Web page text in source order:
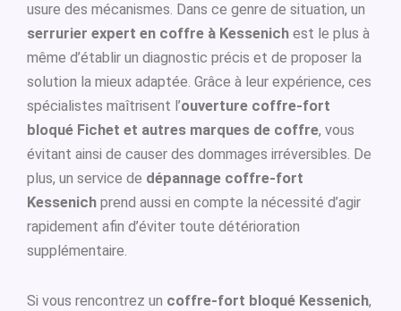
usure des mécanismes. Dans ce genre de situation, un
serrurier expert en coffre à Kessenich est le plus à
même d’établir un diagnostic précis et de proposer la
solution la mieux adaptée. Grâce à leur expérience, ces
spécialistes maîtrisent l’ouverture coffre-fort
bloqué Fichet et autres marques de coffre, vous
évitant ainsi de causer des dommages irréversibles. De
plus, un service de dépannage coffre-fort
Kessenich prend aussi en compte la nécessité d’agir
rapidement afin d’éviter toute détérioration
supplémentaire.
Si vous rencontrez un coffre-fort bloqué Kessenich,